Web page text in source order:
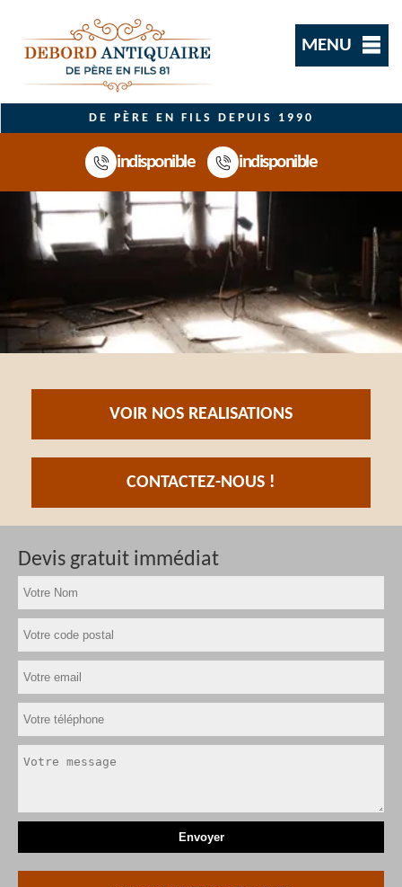
MENU
DE PÈRE EN FILS DEPUIS 1990
indisponible indisponible
VOIR NOS REALISATIONS
CONTACTEZ-NOUS !
Devis gratuit immédiat